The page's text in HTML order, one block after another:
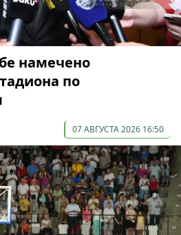
намечено
по
07 АВГУСТА 2026 16:50